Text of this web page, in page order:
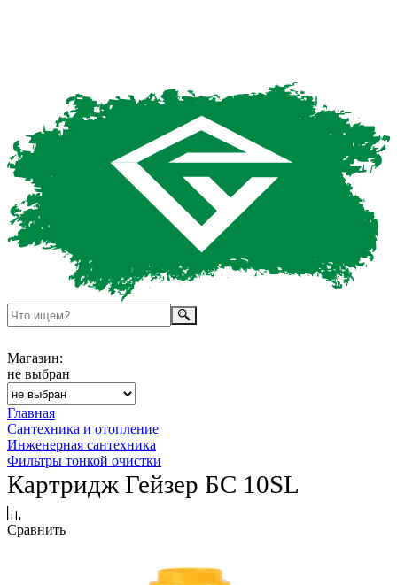
Магазин:
не выбран
Главная
Сантехника и отопление
Инженерная сантехника
Фильтры тонкой очистки
Картридж Гейзер БС 10SL
Сравнить